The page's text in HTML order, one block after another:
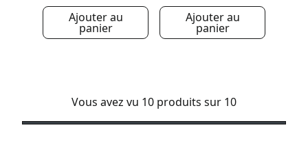
Ajouter au
panier
Ajouter au
panier
Vous avez vu 10 produits sur 10